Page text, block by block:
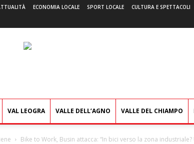
ECONOMIA LOCALE SPORT LOCALE CULTURA E SPETTACOLI
VAL LEOGRA VALLE DELL’AGNO VALLE DEL CHIAMPO
Bike to Work, Busin attacca: “In bici verso la zona industriale?